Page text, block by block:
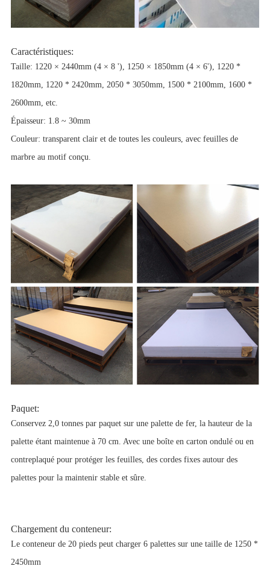
Caractéristiques:
Taille: 1220 × 2440mm (4 × 8 '), 1250 × 1850mm (4 × 6'), 1220 *
1820mm, 1220 * 2420mm, 2050 * 3050mm, 1500 * 2100mm, 1600 *
2600mm, etc.
Épaisseur: 1.8 ~ 30mm
Couleur: transparent clair et de toutes les couleurs, avec feuilles de
marbre au motif conçu.
Paquet:
Conservez 2,0 tonnes par paquet sur une palette de fer, la hauteur de la
palette étant maintenue à 70 cm. Avec une boîte en carton ondulé ou en
contreplaqué pour protéger les feuilles, des cordes fixes autour des
palettes pour la maintenir stable et sûre.
Chargement du conteneur:
Le conteneur de 20 pieds peut charger 6 palettes sur une taille de 1250 *
2450mm